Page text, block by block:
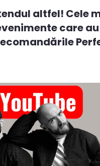
altfel! Cele
care au